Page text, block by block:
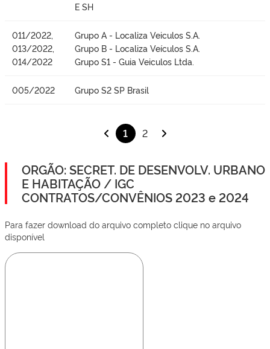
E SH
011/2022,
013/2022,
014/2022
Grupo A - Localiza Veiculos S.A.
Grupo B - Localiza Veículos S.A.
Grupo S1 - Guia Veiculos Ltda.
005/2022 Grupo S2 SP Brasil
1 2
ORGÃO: SECRET. DE DESENVOLV. URBANO
E HABITAÇÃO / IGC
CONTRATOS/CONVÊNIOS 2023 e 2024
Para fazer download do arquivo completo clique no arquivo
disponível